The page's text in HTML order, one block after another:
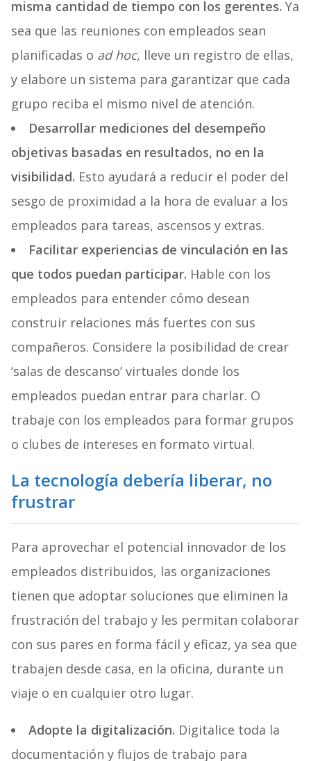
misma cantidad de tiempo con los gerentes. Ya
sea que las reuniones con empleados sean
planificadas o ad hoc, lleve un registro de ellas,
y elabore un sistema para garantizar que cada
grupo reciba el mismo nivel de atención.
Desarrollar mediciones del desempeño
objetivas basadas en resultados, no en la
visibilidad. Esto ayudará a reducir el poder del
sesgo de proximidad a la hora de evaluar a los
empleados para tareas, ascensos y extras.
Facilitar experiencias de vinculación en las
que todos puedan participar. Hable con los
empleados para entender cómo desean
construir relaciones más fuertes con sus
compañeros. Considere la posibilidad de crear
‘salas de descanso’ virtuales donde los
empleados puedan entrar para charlar. O
trabaje con los empleados para formar grupos
o clubes de intereses en formato virtual.
La tecnología debería liberar, no
frustrar
Para aprovechar el potencial innovador de los
empleados distribuidos, las organizaciones
tienen que adoptar soluciones que eliminen la
frustración del trabajo y les permitan colaborar
con sus pares en forma fácil y eficaz, ya sea que
trabajen desde casa, en la oficina, durante un
viaje o en cualquier otro lugar.
Adopte la digitalización. Digitalice toda la
documentación y flujos de trabajo para